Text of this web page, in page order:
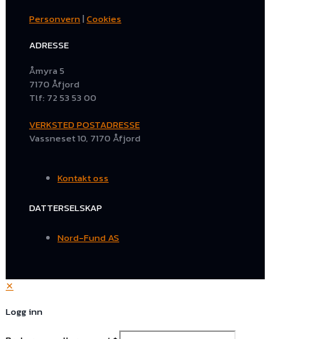
Personvern| Cookies
ADRESSE
Åmyra 5
7170 Åfjord
Tlf: 72 53 53 00
VERKSTED POSTADRESSE
Vassneset 10, 7170 Åfjord
Kontakt oss
DATTERSELSKAP
Nord-Fund AS
✕
Logg inn